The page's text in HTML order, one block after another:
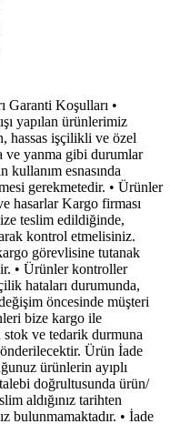
Garanti Koşulları •
yapılan ürünlerimiz
hassas işçilikli ve özel
ve yanma gibi durumlar
esnasında
gerekmetedir. • Ürünler
hasarlar Kargo firması
teslim edildiğinde,
kontrol etmelisiniz.
görevlisine tutanak
• Ürünler kontroller
hataları durumunda,
öncesinde müşteri
bize kargo ile
stok ve tedarik durmuna
Ürün İade
ürünlerin ayıplı
doğrultusunda ürün/
aldığınız tarihten
bulunmamaktadır. • İade